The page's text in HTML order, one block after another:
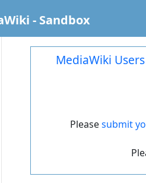
- Sandbox
MediaWiki
Pleasesubmit